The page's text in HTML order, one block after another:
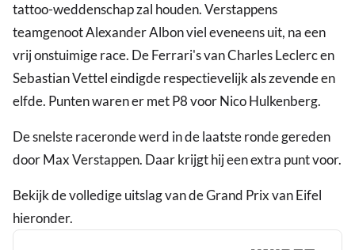
tattoo-weddenschap zal houden. Verstappens
teamgenoot Alexander Albon viel eveneens uit, na een
vrij onstuimige race. De Ferrari's van Charles Leclerc en
Sebastian Vettel eindigde respectievelijk als zevende en
elfde. Punten waren er met P8 voor Nico Hulkenberg.
De snelste raceronde werd in de laatste ronde gereden
door Max Verstappen. Daar krijgt hij een extra punt voor.
Bekijk de volledige uitslag van de Grand Prix van Eifel
hieronder.